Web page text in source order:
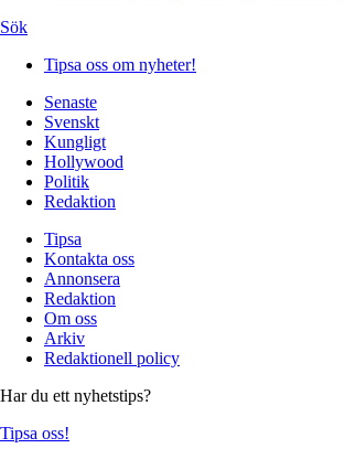
Sök
Tipsa oss om nyheter!
Senaste
Svenskt
Kungligt
Hollywood
Politik
Redaktion
Tipsa
Kontakta oss
Annonsera
Redaktion
Om oss
Arkiv
Redaktionell policy
Har du ett nyhetstips?
Tipsa oss!